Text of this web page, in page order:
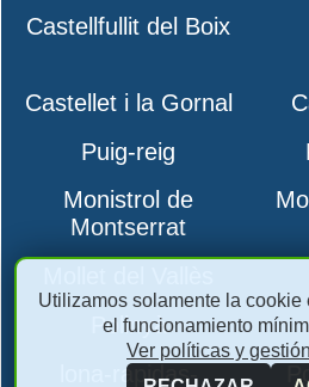
Castellfullit del Boix
Castellet i la Gornal
Puig-reig
Monistrol de
Montserrat
Polinyà
lona-rapidas-
Utilizamos solamente la cookie
el funcionamiento
Ver políticas y